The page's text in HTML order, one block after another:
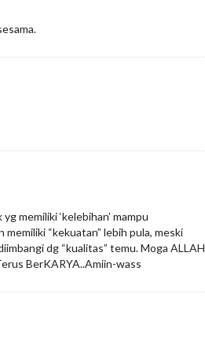
memiliki ‘kelebihan’ mampu
“kekuatan” lebih pula, meski
dg “kualitas” temu. Moga ALLAH
BerKARYA..Amiin-wass